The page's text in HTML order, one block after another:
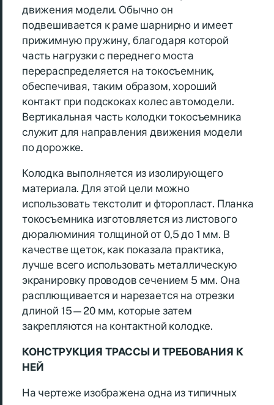
движения модели. Обычно он
подвешивается к раме шарнирно и имеет
прижимную пружину, благодаря которой
часть нагрузки с переднего моста
перераспределяется на токосъемник,
обеспечивая, таким образом, хороший
контакт при подскоках колес автомодели.
Вертикальная часть колодки токосъемника
служит для направления движения модели
по дорожке.
Колодка выполняется из изолирующего
материала. Для этой цели можно
использовать текстолит и фторопласт. Планка
токосъемника изготовляется из листового
дюралюминия толщиной от 0,5 до 1 мм. В
качестве щеток, как показала практика,
лучше всего использовать металлическую
экранировку проводов сечением 5 мм. Она
расплющивается и нарезается на отрезки
длиной 15—20 мм, которые затем
закрепляются на контактной колодке.
КОНСТРУКЦИЯ ТРАССЫ И ТРЕБОВАНИЯ К
НЕЙ
На чертеже изображена одна из типичных